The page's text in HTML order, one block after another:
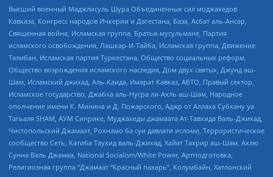
Высший военный Маджлисуль Шура Объединенных сил моджахедов
Кавказа, Конгресс народов Ичкерии и Дагестана, База, Асбат аль-Ансар,
Священная война, Исламская группа, Братья-мусульмане, Партия
исламского освобождения, Лашкар-И-Тайба, Исламская группа, Движение
Талибан, Исламская партия Туркестана, Общество социальных реформ,
Общество возрождения исламского наследия, Дом двух святых, Джунд аш-
Шам, Исламский джихад, Аль-Каида, Имарат Кавказ, АБТО, Правый сектор,
Исламское государство, Джабха аль-Нусра ли-Ахль аш-Шам, Народное
ополчение имени К. Минина и Д. Пожарского, Аджр от Аллаха Субхану уа
Тагьаля SHAM, АУМ Синрике, Муджахеды джамаата Ат-Тавхида Валь-Джихад,
Чистопольский Джамаат, Рохнамо ба суи давлати исломи, Террористическое
сообщество Сеть, Катиба Таухид валь-Джихад, Хайят Тахрир аш-Шам, Ахлю
Сунна Валь Джамаа, National Socialism/White Power, Артподготовка,
Религиозная группа “Джамаат “Красный пахарь”, Колумбайн, Хатлонский